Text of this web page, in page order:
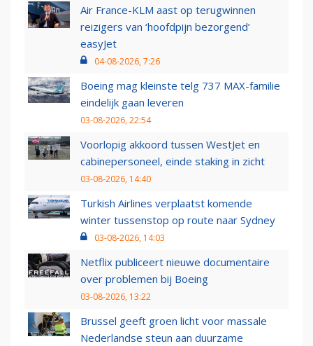
Air France-KLM aast op terugwinnen
reizigers van ‘hoofdpijn bezorgend’
easyJet
04-08-2026, 7:26
Boeing mag kleinste telg 737 MAX-familie
eindelijk gaan leveren
03-08-2026, 22:54
Voorlopig akkoord tussen WestJet en
cabinepersoneel, einde staking in zicht
03-08-2026, 14:40
Turkish Airlines verplaatst komende
winter tussenstop op route naar Sydney
03-08-2026, 14:03
Netflix publiceert nieuwe documentaire
over problemen bij Boeing
03-08-2026, 13:22
Brussel geeft groen licht voor massale
Nederlandse steun aan duurzame